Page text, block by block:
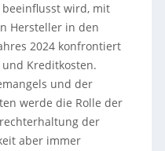
wird, mit
Hersteller in den
2024 konfrontiert
Kreditkosten.
und der
werde die Rolle der
der
aber immer